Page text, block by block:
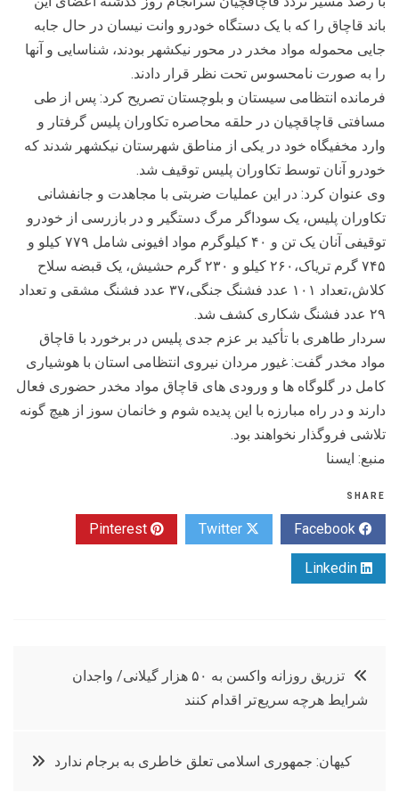
باند قاچاق را که با یک دستگاه خودرو وانت نیسان در حال جابه
جایی محموله مواد مخدر در محور نیکشهر بودند، شناسایی و آنها
را به صورت نامحسوس تحت نظر قرار دادند.
فرمانده انتظامی سیستان و بلوچستان تصریح کرد: پس از طی
مسافتی قاچاقچیان در حلقه محاصره تکاوران پلیس گرفتار و
وارد مخفیگاه خود در یکی از مناطق شهرستان نیکشهر شدند که
خودرو آنان توسط تکاوران پلیس توقیف شد.
وی عنوان کرد: در این عملیات ضربتی با مجاهدت و جانفشانی
تکاوران پلیس، یک سوداگر مرگ دستگیر و در بازرسی از خودرو
توقیفی آنان یک تن و ۴۰ کیلوگرم مواد افیونی شامل ۷۷۹ کیلو و
۷۴۵ گرم تریاک،۲۶۰ کیلو و ۲۳۰ گرم حشیش، یک قبضه سلاح
کلاش،تعداد ۱۰۱ عدد فشنگ جنگی،۳۷ عدد فشنگ مشقی و تعداد
۲۹ عدد فشنگ شکاری کشف شد.
سردار طاهری با تأکید بر عزم جدی پلیس در برخورد با قاچاق
مواد مخدر گفت: غیور مردان نیروی انتظامی استان با هوشیاری
کامل در گلوگاه ها و ورودی های قاچاق مواد مخدر حضوری فعال
دارند و در راه مبارزه با این پدیده شوم و خانمان سوز از هیچ گونه
تلاشی فروگذار نخواهند بود.
منبع: ايسنا
SHARE
راهبری
نوشته
تزریق روزانه واکسن به ۵۰ هزار گیلانی/ واجدان
شرایط هرچه سریع تر اقدام کنند
کیهان: جمهوری اسلامی تعلق‌ خاطری به برجام ندارد